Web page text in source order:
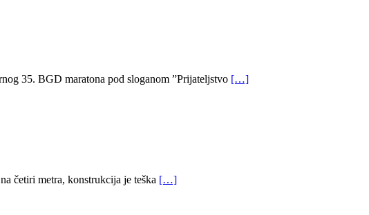
35. BGD maratona pod sloganom ”Prijateljstvo […]
četiri metra, konstrukcija je teška […]